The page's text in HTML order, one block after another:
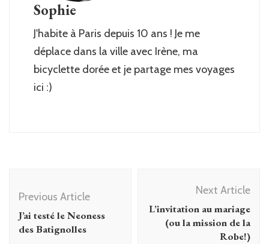
Sophie
J'habite à Paris depuis 10 ans ! Je me
déplace dans la ville avec Irène, ma
bicyclette dorée et je partage mes voyages
ici :)
Navigation
Previous Article
J’ai testé le Neoness
des Batignolles
Next Article
L’invitation au mariage
(ou la mission de la
Robe!)